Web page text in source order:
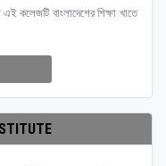
কলেজটি বাংলাদেশের শিক্ষা খাতে